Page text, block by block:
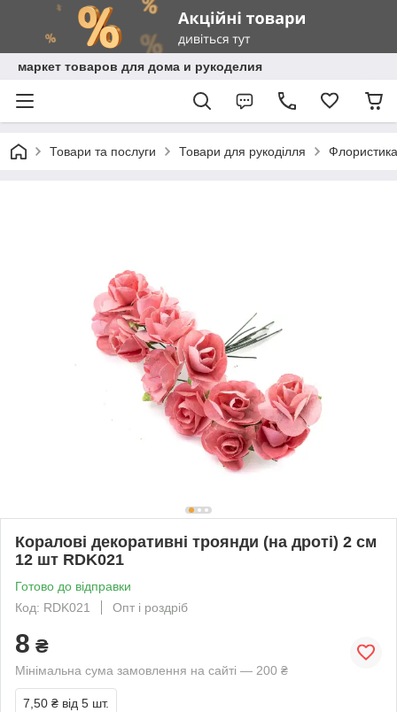
маркет товаров для дома и рукоделия
Товари та послуги Товари для рукоділля Флористика
Коралові декоративні троянди (на дроті) 2 см
12 шт RDK021
Готово до відправки
Код: RDK021
Опт і роздріб
8 ₴
Мінімальна сума замовлення на сайті — 200 ₴
7,50 ₴ від 5 шт.